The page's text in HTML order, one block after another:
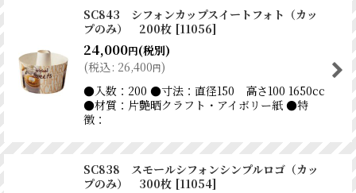
SC843 シフォンカップスイートフォト（カッ
プのみ） 200枚 [11056]
24,000円(税別)
(税込: 26,400円)
●入数：200 ●寸法：直径150 高さ100 1650cc
●材質：片艶晒クラフト・アイボリー紙 ●特
徴：
SC838 スモールシフォンシンプルロゴ（カッ
プのみ） 300枚 [11054]